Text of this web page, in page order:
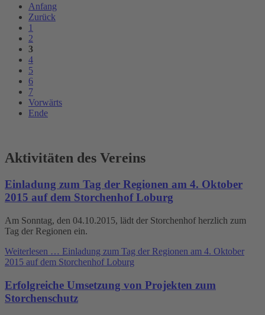
Anfang
Zurück
1
2
3
4
5
6
7
Vorwärts
Ende
Aktivitäten des Vereins
Einladung zum Tag der Regionen am 4. Oktober
2015 auf dem Storchenhof Loburg
Am Sonntag, den 04.10.2015, lädt der Storchenhof herzlich zum
Tag der Regionen ein.
Weiterlesen … Einladung zum Tag der Regionen am 4. Oktober
2015 auf dem Storchenhof Loburg
Erfolgreiche Umsetzung von Projekten zum
Storchenschutz